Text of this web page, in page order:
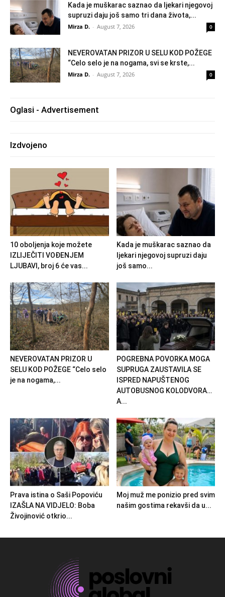
Kada je muškarac saznao da ljekari njegovoj
supruzi daju još samo tri dana života,...
Mirza D. - August 7, 2026 0
NEVEROVATAN PRIZOR U SELU KOD POŽEGE
“Celo selo je na nogama, svi se krste,...
Mirza D. - August 7, 2026 0
Oglasi - Advertisement
Izdvojeno
10 oboljenja koje možete
IZLIJEČITI VOĐENJEM
LJUBAVI, broj 6 će vas...
Kada je muškarac saznao da
ljekari njegovoj supruzi daju
još samo...
NEVEROVATAN PRIZOR U
SELU KOD POŽEGE “Celo selo
je na nogama,...
POGREBNA POVORKA MOGA
SUPRUGA ZAUSTAVILA SE
ISPRED NAPUŠTENOG
AUTOBUSNOG KOLODVORA…
A...
Prava istina o Saši Popoviću
IZAŠLA NA VIDJELO: Boba
Živojinović otkrio...
Moj muž me ponizio pred svim
našim gostima rekavši da u...